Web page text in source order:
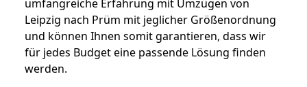
umfangreiche Erfahrung mit Umzügen von
Leipzig nach Prüm mit jeglicher Größenordnung
und können Ihnen somit garantieren, dass wir
für jedes Budget eine passende Lösung finden
werden.